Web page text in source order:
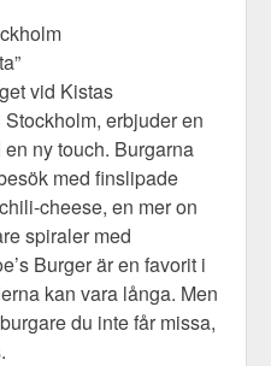
vid Kistas
erbjuder en
ny touch. Burgarna
med finslipade
cheese, en mer on
spiraler med
Burger är en favorit i
kan vara långa. Men
du inte får missa,